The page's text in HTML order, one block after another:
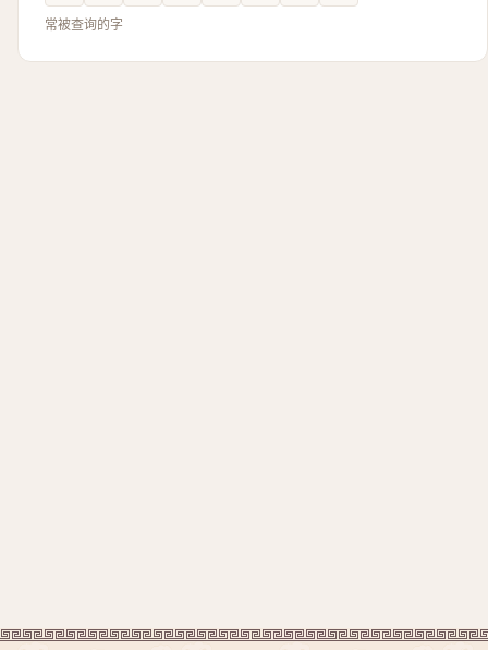
常被查询的字